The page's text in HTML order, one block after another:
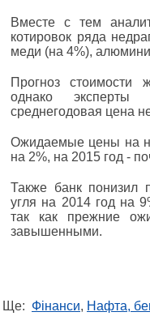
Вместе с тем
котировок ряда
меди (на 4%),
Прогноз
однако эксперты
среднегодовая цена
Ожидаемые цены на
на 2%, на 2015 год -
Также банк понизил
угля на 2014 год на
так как прежние
завышенными.
Ще: Фінанси, Нафта,